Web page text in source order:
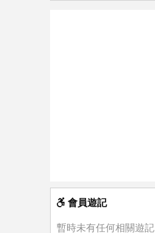
會員遊記
暫時未有任何相關遊記